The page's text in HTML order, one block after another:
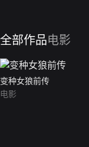
全部作品电影
变种女狼前传
电影